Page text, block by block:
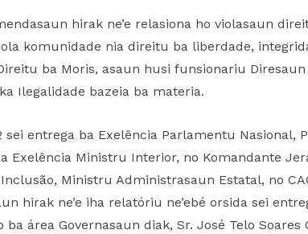
hirak ne’e relasiona ho violasaun
komunidade nia direitu ba liberdade,
ba Moris, asaun husi funsionariu Diresaun
Ilegalidade bazeia ba materia.
entrega ba Exelência Parlamentu Nasional,
Ministru Interior, no Komandante
Ministru Administrasaun Estatal, no
hirak ne’e iha relatóriu ne’ebé orsida sei
área Governasaun diak, Sr. José Telo Soares